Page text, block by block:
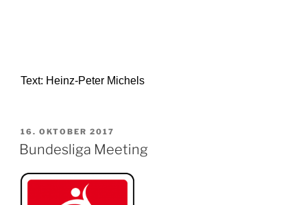
Text: Heinz-Peter Michels
VERÖFFENTLICHT
AM
16. OKTOBER 2017
Bundesliga Meeting